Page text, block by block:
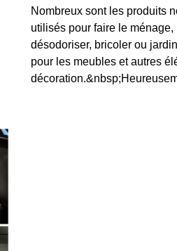
Nombreux sont les produits
utilisés pour faire le ménage,
désodoriser, bricoler ou
pour les meubles et autres